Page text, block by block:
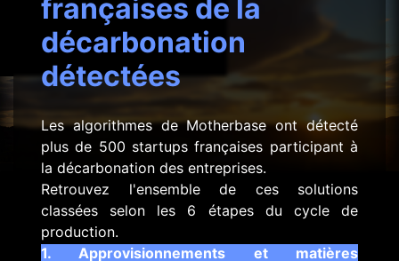
françaises de la
décarbonation
détectées
Les algorithmes de Motherbase ont détecté
plus de 500 startups françaises participant à
la décarbonation des entreprises.
Retrouvez l'ensemble de ces solutions
classées selon les 6 étapes du cycle de
production.
1. Approvisionnements et matières